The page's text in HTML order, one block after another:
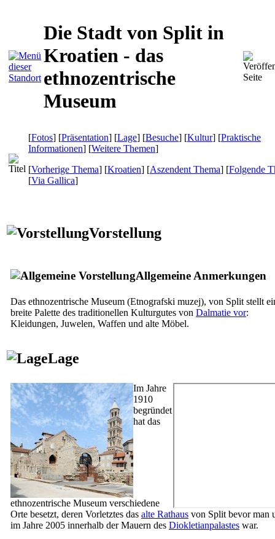
Die Stadt von Split in
Kroatien - das
ethnozentrische
Museum
[Fotos] [Präsentation] [Lage] [Besuche] [Kultur] [Praktische
Informationen] [Weitere Themen]
[Vorherige Thema] [Kroatien] [Aszendent Thema] [Folgende
[Via Gallica]
Vorstellung
Allgemeine Anmerkungen
Das ethnozentrische Museum (Etnografski muzej), von Split stellt
breite Palette des traditionellen Kulturgutes von Dalmatie vor:
Kleidungen, Juwelen, Waffen und alte Möbel.
Lage
Im Jahre
1910
begründet
hat das
ethnozentrische Museum verschiedene
Orte besetzt, deren Vorletztes das alte Rathaus von Split bevor man
im Jahre 2005 innerhalb der Mauern des Diokletianpalastes war.